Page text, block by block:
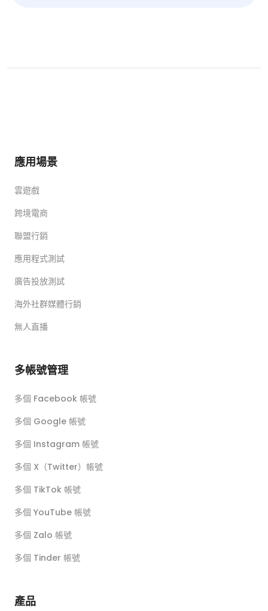
應用場景
雲遊戲
跨境電商
聯盟行銷
應用程式測試
廣告投放測試
海外社群媒體行銷
無人直播
多帳號管理
多個 Facebook 帳號
多個 Google 帳號
多個 Instagram 帳號
多個 X（Twitter）帳號
多個 TikTok 帳號
多個 YouTube 帳號
多個 Zalo 帳號
多個 Tinder 帳號
產品